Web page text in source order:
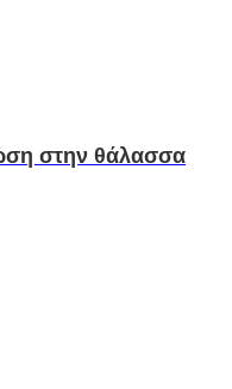
στην θάλασσα